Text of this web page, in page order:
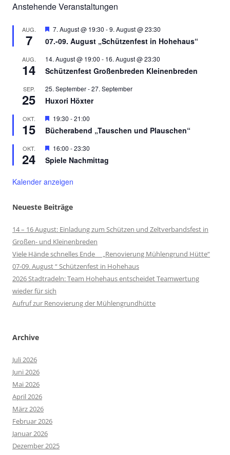
Anstehende Veranstaltungen
AUG.
7
Hervorgehoben
7. August @ 19:30 -9. August @ 23:30
07.-09. August „Schützenfest in Hohehaus“
AUG.
14
14. August @ 19:00 - 16. August @ 23:30
Schützenfest Großenbreden Kleinenbreden
SEP.
25
25. September-27. September
Huxori Höxter
OKT.
15
Hervorgehoben
19:30 -21:00
Bücherabend „Tauschen und Plauschen“
OKT.
24
Hervorgehoben
16:00 -23:30
Spiele Nachmittag
Kalender anzeigen
Neueste Beiträge
14 – 16 August: Einladung zum Schützen und Zeltverbandsfest in
Großen- und Kleinenbreden
Viele Hände schnelles Ende „Renovierung Mühlengrund Hütte“
07-09. August “ Schützenfest in Hohehaus
2026 Stadtradeln: Team Hohehaus entscheidet Teamwertung
wieder für sich
Aufruf zur Renovierung der Mühlengrundhütte
Archive
Juli 2026
Juni 2026
Mai 2026
April 2026
März 2026
Februar 2026
Januar 2026
Dezember 2025